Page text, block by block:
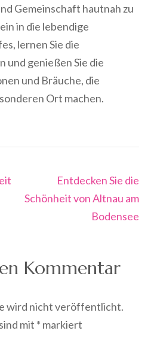
Gemeinschaft hautnah zu
in die lebendige
lernen Sie die
und genießen Sie die
und Bräuche, die
Ort machen.
Entdecken Sie die
Schönheit von Altnau am
Bodensee
Kommentar
wird nicht veröffentlicht.
mit * markiert